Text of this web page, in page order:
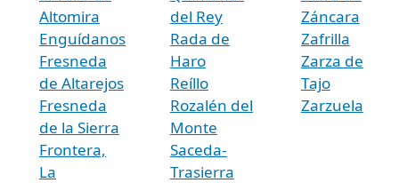
Altomira
Enguídanos
Fresneda
de Altarejos
Fresneda
de la Sierra
Frontera,
La
del Rey
Rada de
Haro
Reíllo
Rozalén del
Monte
Saceda-
Trasierra
Záncara
Zafrilla
Zarza de
Tajo
Zarzuela